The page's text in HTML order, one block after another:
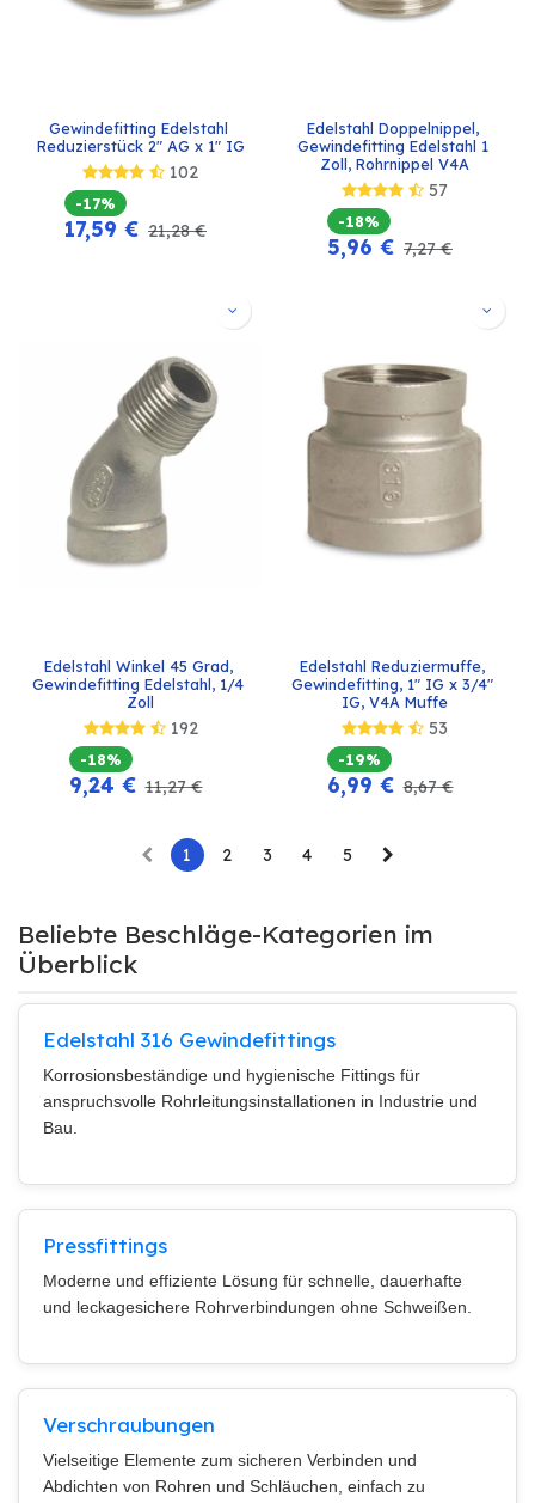
Gewindefitting Edelstahl
Reduzierstück 2" AG x 1" IG
102
-17%
17,59 € 21,28€
Edelstahl Doppelnippel,
Gewindefitting Edelstahl 1
Zoll, Rohrnippel V4A
57
-18%
5,96 € 7,27€
Edelstahl Winkel 45 Grad,
Gewindefitting Edelstahl, 1/4
Zoll
192
-18%
9,24 € 11,27€
Edelstahl Reduziermuffe,
Gewindefitting, 1" IG x 3/4"
IG, V4A Muffe
53
-19%
6,99 € 8,67€
1 2 3 4 5
Beliebte Beschläge-Kategorien im
Überblick
Edelstahl 316 Gewindefittings
Korrosionsbeständige und hygienische Fittings für
anspruchsvolle Rohrleitungsinstallationen in Industrie und
Bau.
Pressfittings
Moderne und effiziente Lösung für schnelle, dauerhafte
und leckagesichere Rohrverbindungen ohne Schweißen.
Verschraubungen
Vielseitige Elemente zum sicheren Verbinden und
Abdichten von Rohren und Schläuchen, einfach zu